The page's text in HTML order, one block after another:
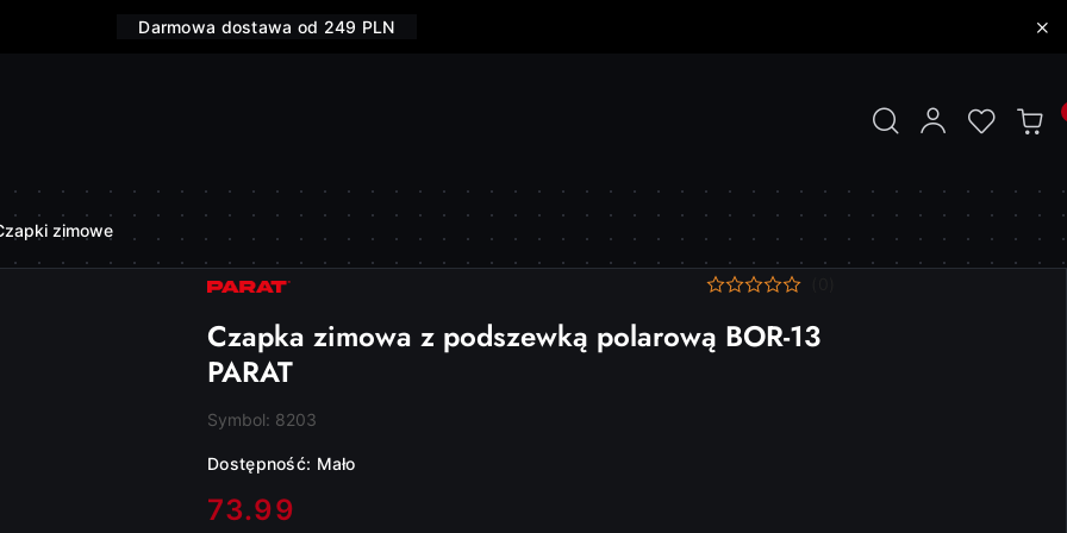
Darmowa dostawa od 249 PLN
zimowe
NAZWA
PRODUCENTA:
Czapka zimowa z podszewką polarową BOR-13
PARAT
Symbol: 8203
Dostępność: Mało
cena:
73.99